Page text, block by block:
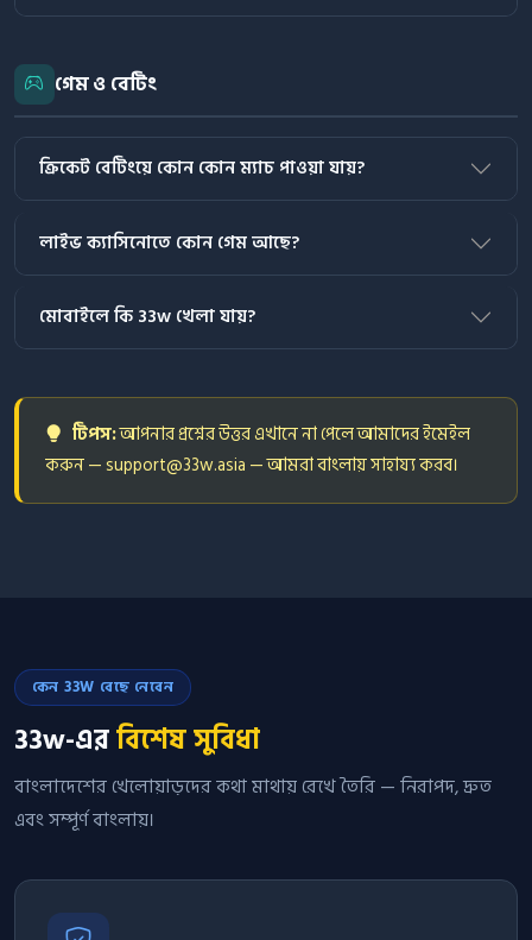
গেম ও বেটিং
ক্রিকেট বেটিংয়ে কোন কোন ম্যাচ পাওয়া যায়?
লাইভ ক্যাসিনোতে কোন গেম আছে?
মোবাইলে কি 33w খেলা যায়?
টিপস:আপনার প্রশ্নের উত্তর এখানে না পেলে আমাদের ইমেইল
করুন — support@33w.asia — আমরা বাংলায় সাহায্য করব।
কেন 33W বেছে নেবেন
33w-এরবিশেষ সুবিধা
বাংলাদেশের খেলোয়াড়দের কথা মাথায় রেখে তৈরি — নিরাপদ, দ্রুত
এবং সম্পূর্ণ বাংলায়।